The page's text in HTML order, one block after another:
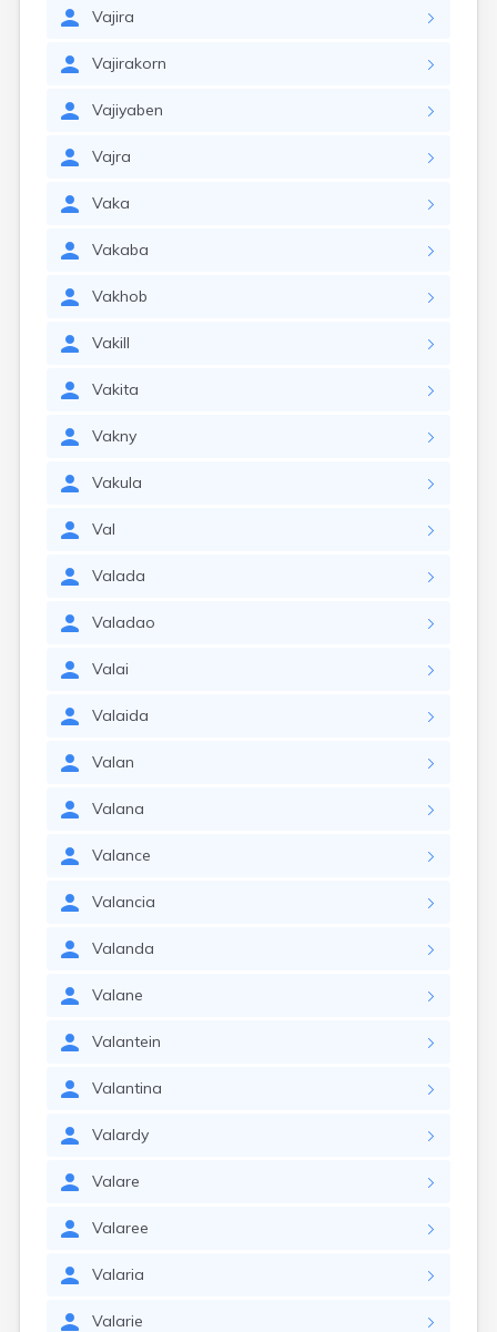
Vajira
Vajirakorn
Vajiyaben
Vajra
Vaka
Vakaba
Vakhob
Vakill
Vakita
Vakny
Vakula
Val
Valada
Valadao
Valai
Valaida
Valan
Valana
Valance
Valancia
Valanda
Valane
Valantein
Valantina
Valardy
Valare
Valaree
Valaria
Valarie